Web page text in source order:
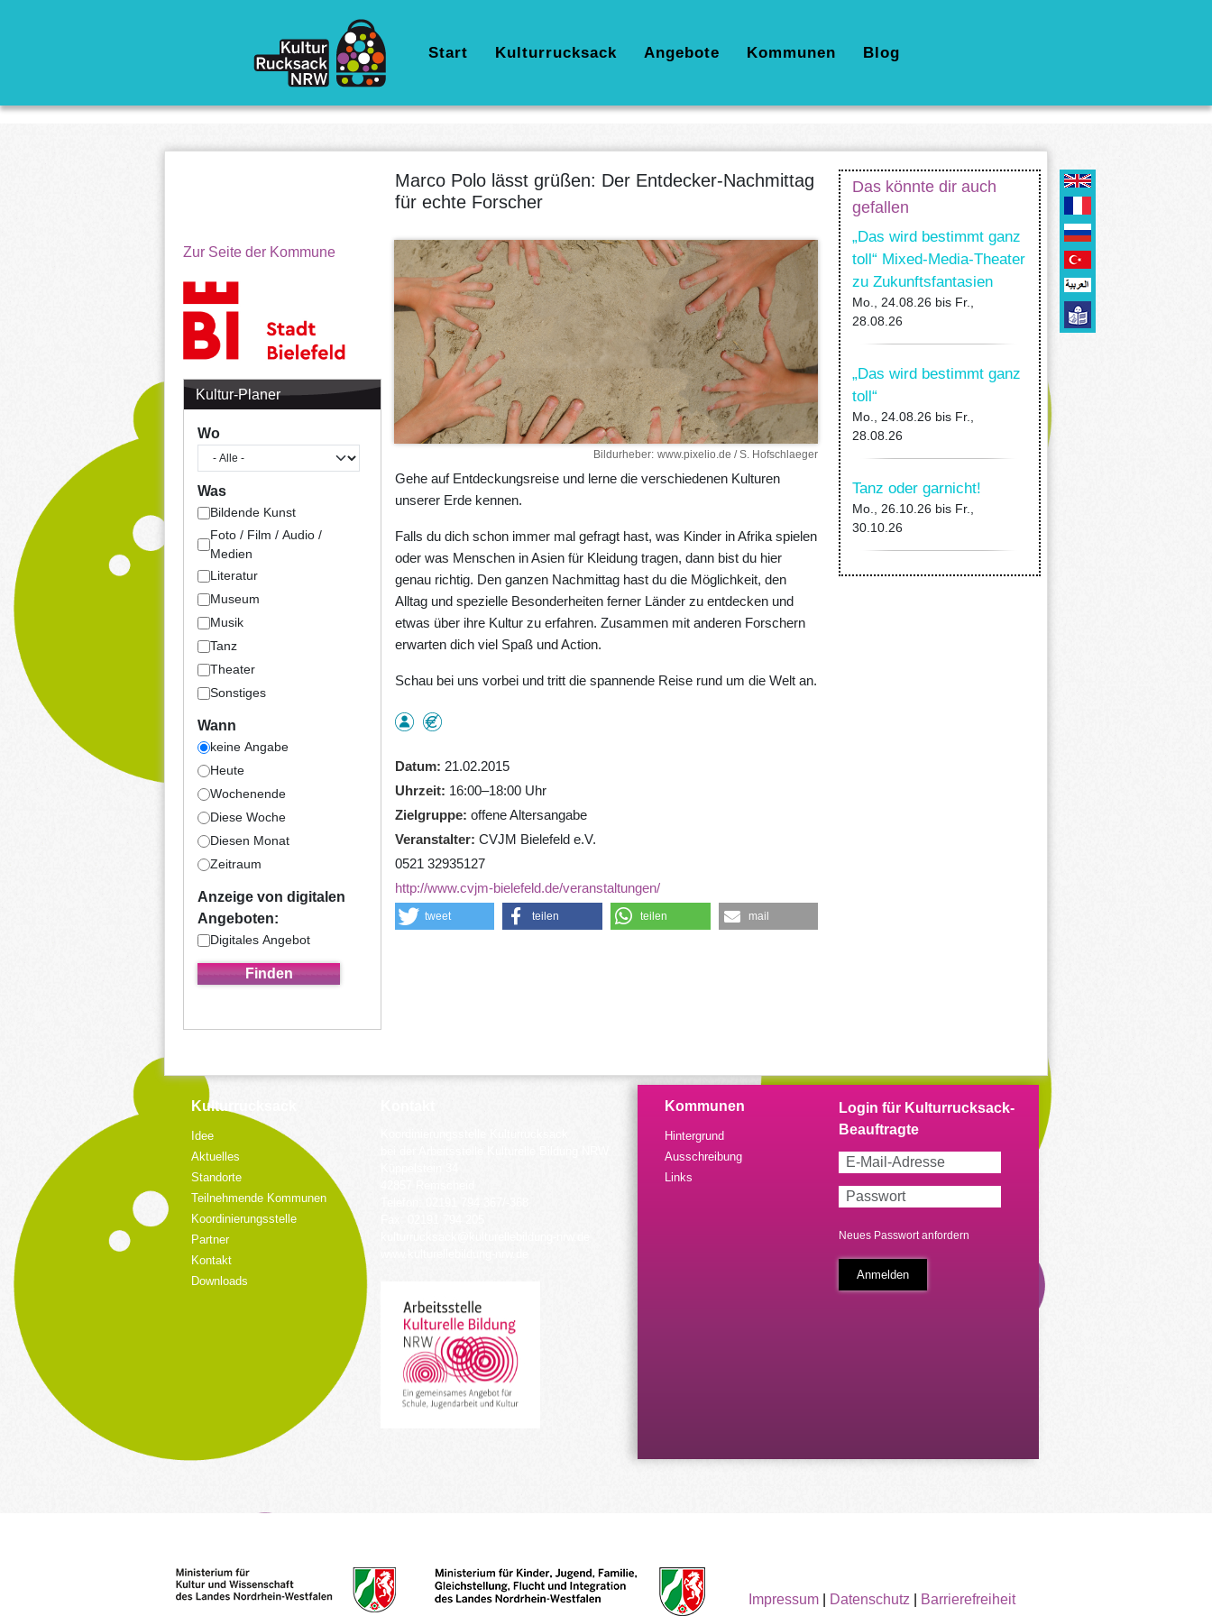
Hauptnavigation
Start Kulturrucksack Angebote Kommunen Blog
Zur Seite der Kommune
Kultur-Planer
Wo
Was
Bildende Kunst
Foto / Film / Audio /
Medien
Literatur
Museum
Musik
Tanz
Theater
Sonstiges
Wann
keine Angabe
Heute
Wochenende
Diese Woche
Diesen Monat
Zeitraum
Anzeige von digitalen
Angeboten:
Digitales Angebot
Marco Polo lässt grüßen: Der Entdecker-Nachmittag
für echte Forscher
Bildurheber www.pixelio.de / S. Hofschlaeger
Gehe auf Entdeckungsreise und lerne die verschiedenen Kulturen
unserer Erde kennen.
Falls du dich schon immer mal gefragt hast, was Kinder in Afrika spielen
oder was Menschen in Asien für Kleidung tragen, dann bist du hier
genau richtig. Den ganzen Nachmittag hast du die Möglichkeit, den
Alltag und spezielle Besonderheiten ferner Länder zu entdecken und
etwas über ihre Kultur zu erfahren. Zusammen mit anderen Forschern
erwarten dich viel Spaß und Action.
Schau bei uns vorbei und tritt die spannende Reise rund um die Welt an.
Datum
21.02.2015
Uhrzeit
16:00–18:00 Uhr
Zielgruppe offene Altersangabe
Veranstalter CVJM Bielefeld e.V.
0521 32935127
http://www.cvjm-bielefeld.de/veranstaltungen/
tweet teilen teilen mail
Das könnte dir auch
gefallen
„Das wird bestimmt ganz
toll“ Mixed-Media-Theater
zu Zukunftsfantasien
Mo., 24.08.26 bis Fr.,
28.08.26
„Das wird bestimmt ganz
toll“
Mo., 24.08.26 bis Fr.,
28.08.26
Tanz oder garnicht!
Mo., 26.10.26 bis Fr.,
30.10.26
Kulturrucksack
Idee
Aktuelles
Standorte
Teilnehmende Kommunen
Koordinierungsstelle
Partner
Kontakt
Downloads
Kommunen
Hintergrund
Ausschreibung
Links
Neues Passwort anfordern
Impressum| Datenschutz Barrierefreiheit